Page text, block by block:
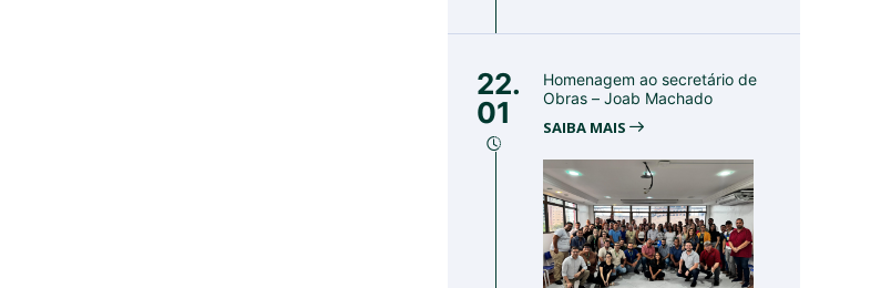
22.
01
Homenagem ao secretário de
Obras – Joab Machado
SAIBA MAIS